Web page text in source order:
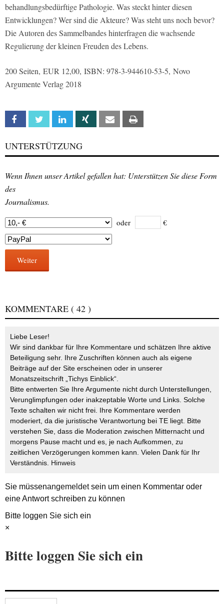
behandlungsbedürftige Pathologie. Was steckt hinter diesen
Entwicklungen? Wer sind die Akteure? Was steht uns noch bevor?
Die Autoren des Sammelbandes hinterfragen die wachsende
Regulierung der kleinen Freuden des Lebens.
200 Seiten, EUR 12,00, ISBN: 978-3-944610-53-5, Novo
Argumente Verlag 2018
Facebook Twitter Linkedin Xing Email
UNTERSTÜTZUNG
Wenn Ihnen unser Artikel gefallen hat: Unterstützen Sie diese Form
des
Journalismus.
oder €
Weiter
KOMMENTARE ( 42 )
Liebe Leser!
Wir sind dankbar für Ihre Kommentare und schätzen Ihre aktive
Beteiligung sehr. Ihre Zuschriften können auch als eigene
Beiträge auf der Site erscheinen oder in unserer
Monatszeitschrift „Tichys Einblick“.
Bitte entwerten Sie Ihre Argumente nicht durch Unterstellungen,
Verunglimpfungen oder inakzeptable Worte und Links. Solche
Texte schalten wir nicht frei. Ihre Kommentare werden
moderiert, da die juristische Verantwortung bei TE liegt. Bitte
verstehen Sie, dass die Moderation zwischen Mitternacht und
morgens Pause macht und es, je nach Aufkommen, zu
zeitlichen Verzögerungen kommen kann. Vielen Dank für Ihr
Verständnis. Hinweis
Sie müssenangemeldetsein um einen Kommentar oder
eine Antwort schreiben zu können
Bitte loggen Sie sich ein
×
Bitte loggen Sie sich ein